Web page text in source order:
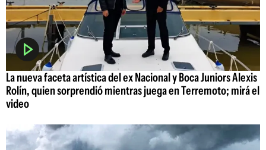
La nueva faceta artística del ex Nacional y Boca Juniors Alexis
Rolín, quien sorprendió mientras juega en Terremoto; mirá el
video